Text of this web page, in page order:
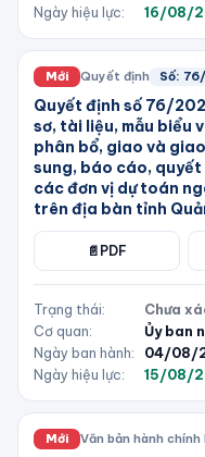
Ngày hiệu lực:
16/08/
Mới Quyết định Số:
Quyết định số 76/
sơ, tài liệu, mẫu biểu
phân bổ, giao và
sung, báo cáo,
các đơn vị dự toán
trên địa bàn tỉnh
📄 PDF
Trạng thái:
Chưa
Cơ quan:
Ủy ban
Ngày ban hành:
04/08/
Ngày hiệu lực:
15/08/
Mới Văn bản hành chính